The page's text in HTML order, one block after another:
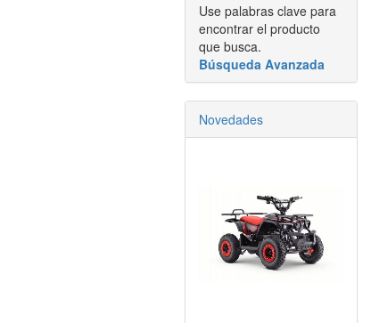
Use palabras clave para
encontrar el producto
que busca.
Búsqueda Avanzada
Novedades